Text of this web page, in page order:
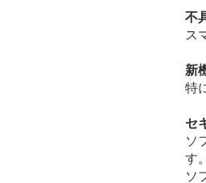
不
ス
新
特
セ
ソ
す。
ソ